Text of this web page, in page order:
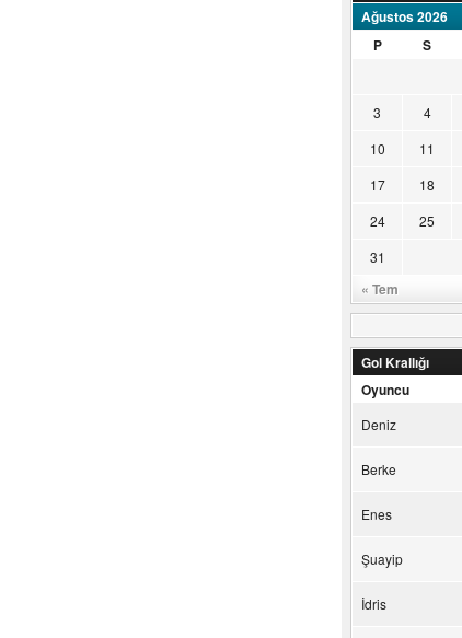
Ağustos 2026
P
S
« Tem
3
4
10
11
17
18
24
25
31
Gol Krallığı
Oyuncu
Deniz
Berke
Enes
Şuayip
İdris